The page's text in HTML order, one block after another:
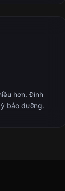
hơn. Đính
bảo dưỡng.